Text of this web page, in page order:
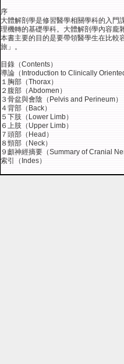
序
大體解剖學是修習醫學相關學科的入門
理機轉的基礎學科。大體解剖學內容龐
本書主要的目的是要帶領醫學生在比較
旅」。
目錄（Contents）
導論（Introduction to Clinically
１胸部（Thorax）
２腹部（Abdomen）
３骨盆與會陰（Pelvis and Perineum）
４背部（Back）
５下肢（Lower Limb）
６上肢（Upper Limb）
７頭部（Head）
８頸部（Neck）
９顱神經摘要（Summary of Cranial
索引（Indes）